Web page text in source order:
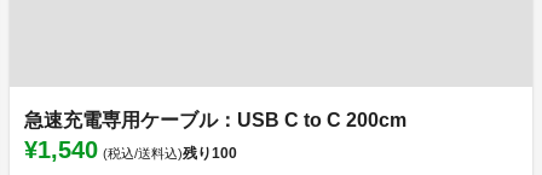
急速充電専用ケーブル：USB C to C 200cm
¥1,540 (税込/送料込)残り100